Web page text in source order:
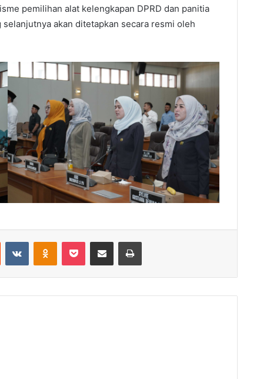
pemilihan alat kelengkapan DPRD dan panitia
akan ditetapkan secara resmi oleh
Reddit VKontakteOdnoklassniki
Pocket Share via Email Print